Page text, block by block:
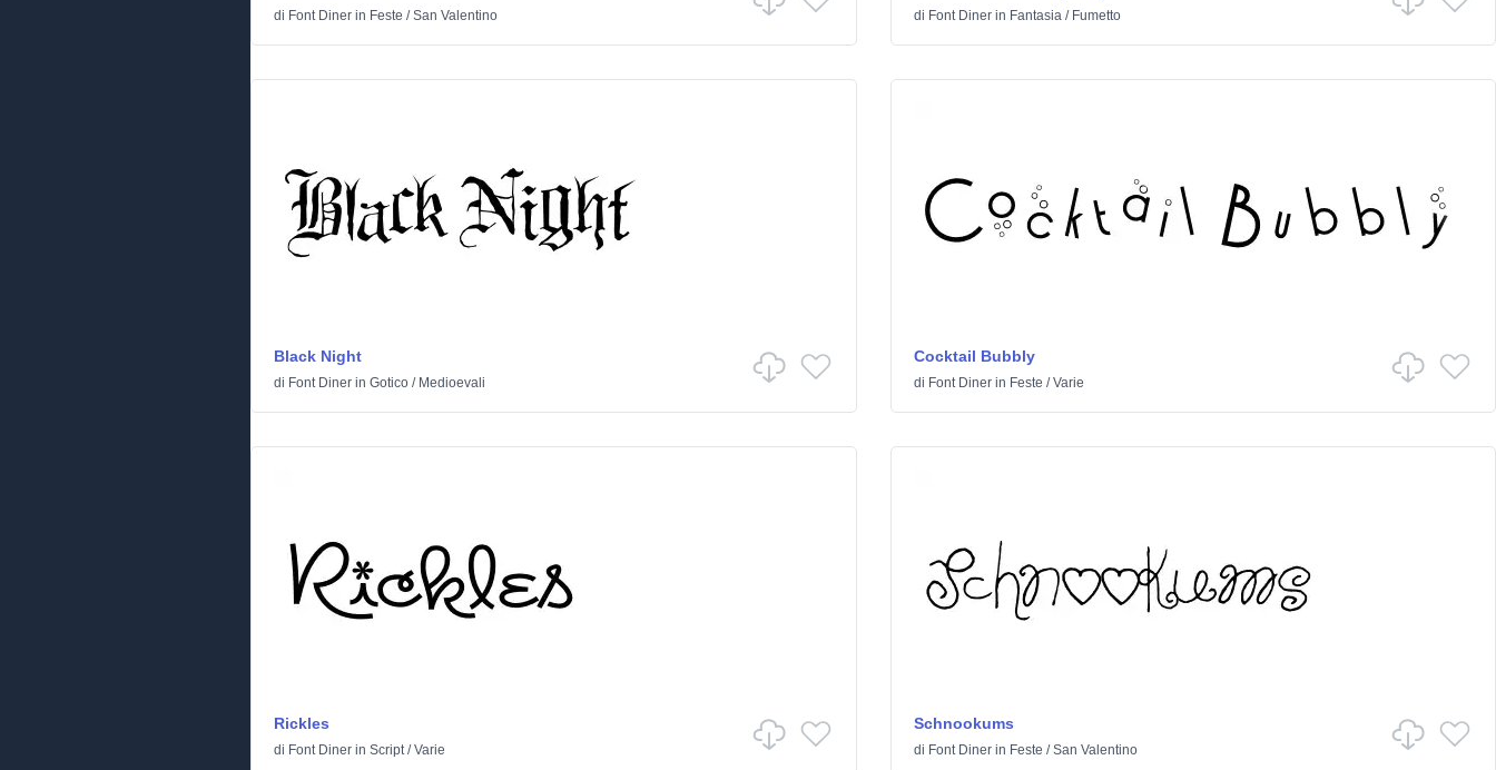
di Font Diner in Feste /San Valentino di Font Dinerin Fantasia/ Fumetto
Black Night
di Font Diner in Gotico / Medioevali
Cocktail Bubbly
di Font Dinerin Feste /Varie
Rickles
di Font Diner in Script/Varie
Schnookums
di Font Dinerin Feste /San Valentino